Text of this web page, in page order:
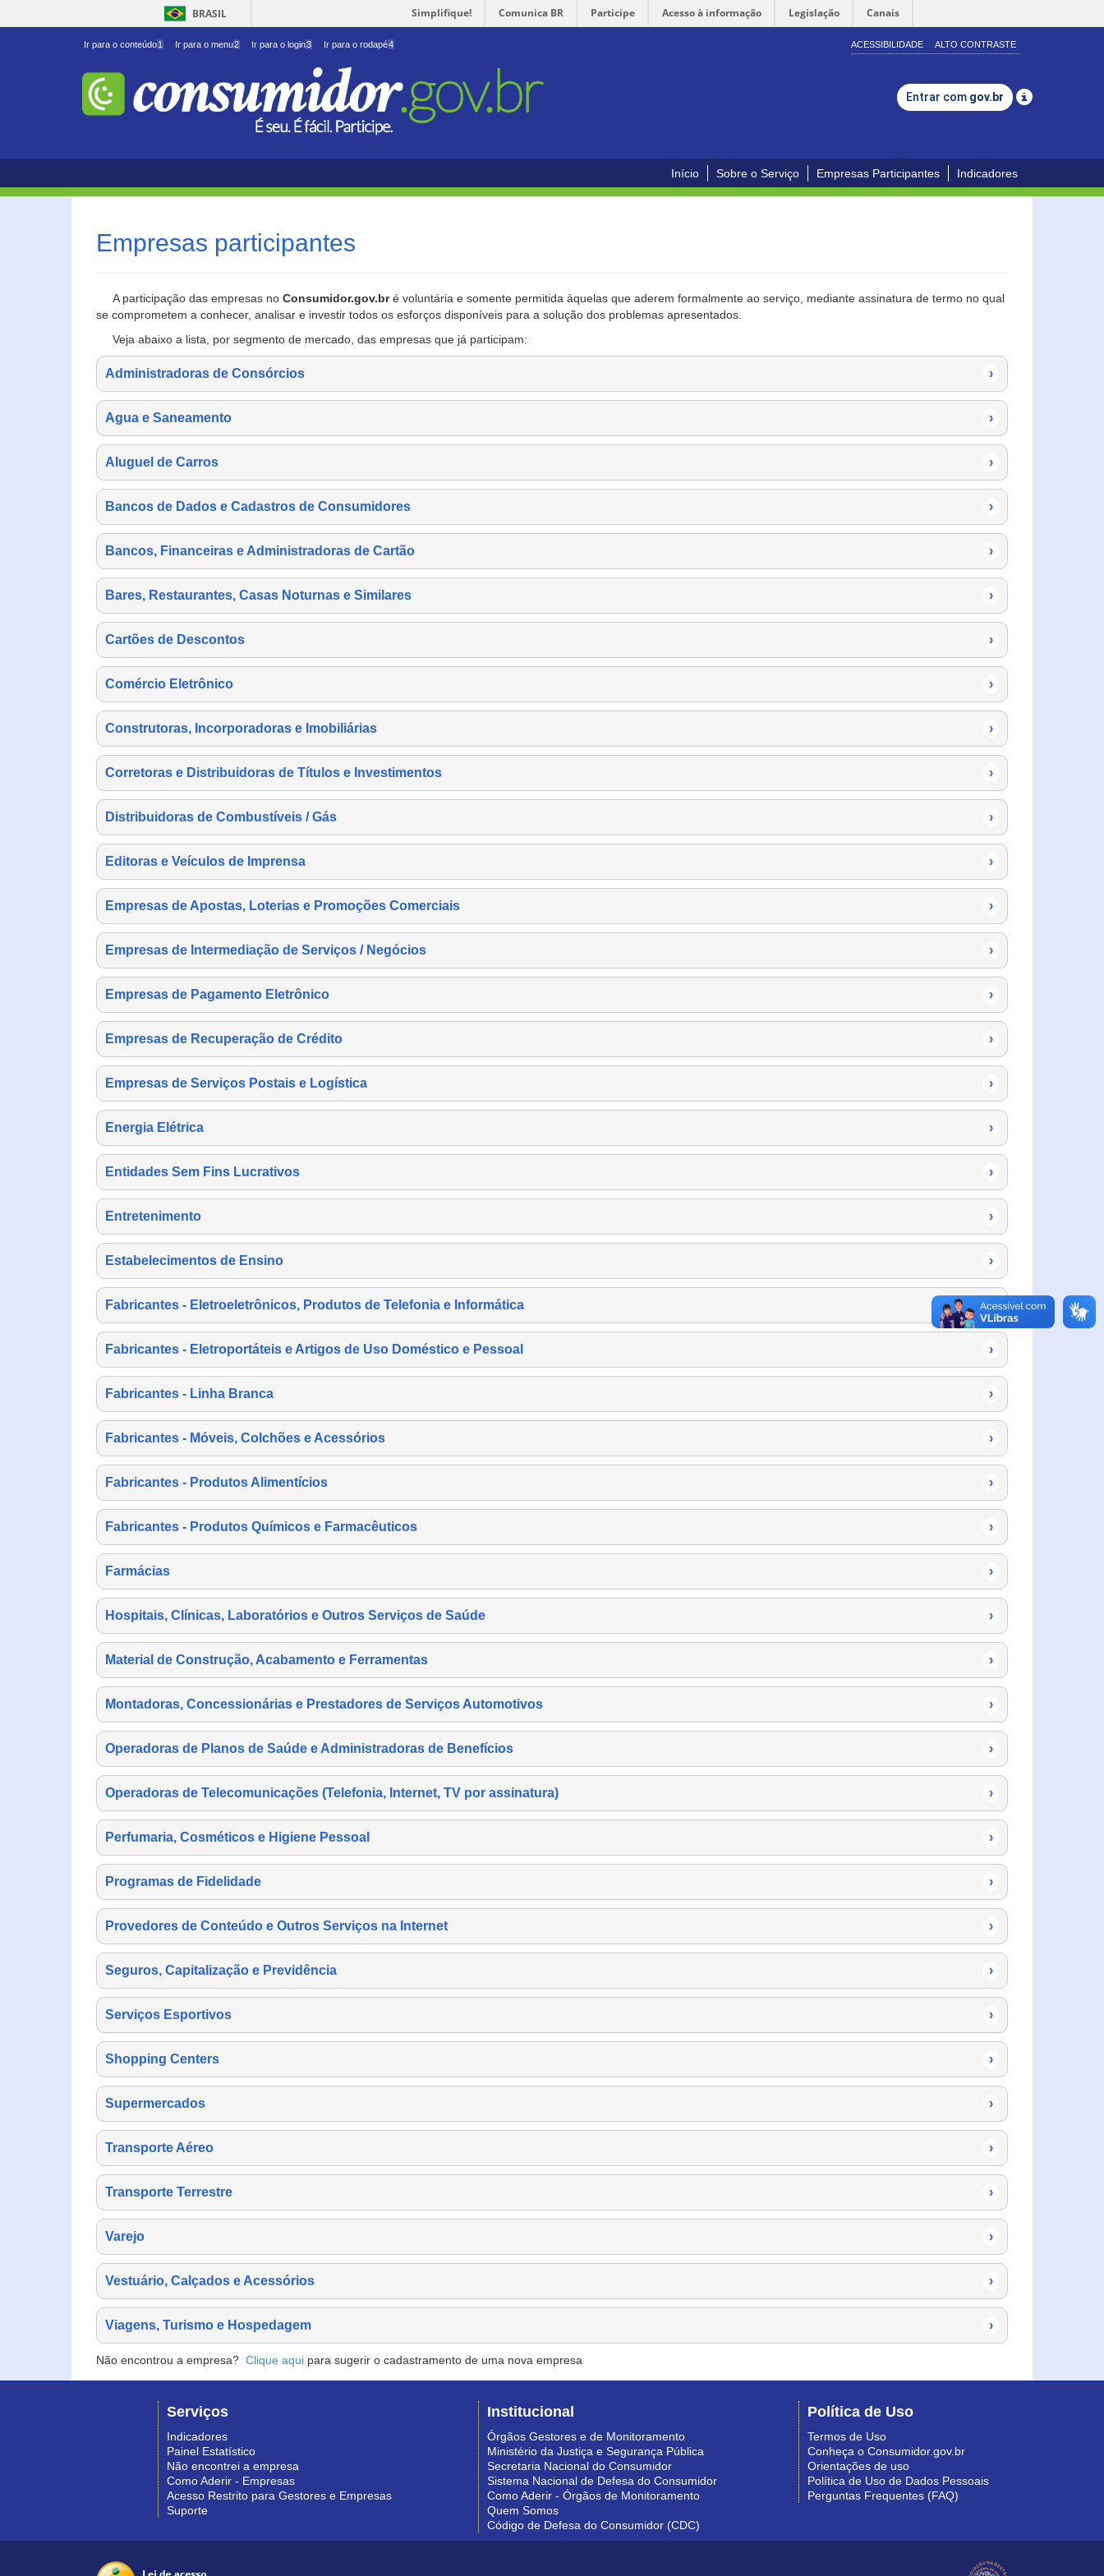
BRASIL Simplifique! Comunica BR Participe Acesso à informação Legislação Canais
Ir para o conteúdo1 Ir para o menu2 Ir para o login3 Ir para o rodapé4 ACESSIBILIDADE ALTO CONTRASTE
Entrar com gov.br
Início Sobre o Serviço Empresas Participantes Indicadores
Empresas participantes
A participação das empresas no Consumidor.gov.bré voluntária e somente permitida àquelas que aderem formalmente ao serviço, mediante assinatura de termo no qual
se comprometem a conhecer, analisar e investir todos os esforços disponíveis para a solução dos problemas apresentados.
Veja abaixo a lista, por segmento de mercado, das empresas que já participam:
Administradoras de Consórcios ›
Agua e Saneamento ›
Aluguel de Carros ›
Bancos de Dados e Cadastros de Consumidores ›
Bancos, Financeiras e Administradoras de Cartão ›
Bares, Restaurantes, Casas Noturnas e Similares ›
Cartões de Descontos ›
Comércio Eletrônico ›
Construtoras, Incorporadoras e Imobiliárias ›
Corretoras e Distribuidoras de Títulos e Investimentos ›
Distribuidoras de Combustíveis / Gás ›
Editoras e Veículos de Imprensa ›
Empresas de Apostas, Loterias e Promoções Comerciais ›
Empresas de Intermediação de Serviços / Negócios ›
Empresas de Pagamento Eletrônico ›
Empresas de Recuperação de Crédito ›
Empresas de Serviços Postais e Logística ›
Energia Elétrica ›
Entidades Sem Fins Lucrativos ›
Entretenimento ›
Estabelecimentos de Ensino ›
Fabricantes - Eletroeletrônicos, Produtos de Telefonia e Informática ›
Fabricantes - Eletroportáteis e Artigos de Uso Doméstico e Pessoal ›
Fabricantes - Linha Branca ›
Fabricantes - Móveis, Colchões e Acessórios ›
Fabricantes - Produtos Alimentícios ›
Fabricantes - Produtos Químicos e Farmacêuticos ›
Farmácias ›
Hospitais, Clínicas, Laboratórios e Outros Serviços de Saúde ›
Material de Construção, Acabamento e Ferramentas ›
Montadoras, Concessionárias e Prestadores de Serviços Automotivos ›
Operadoras de Planos de Saúde e Administradoras de Benefícios ›
Operadoras de Telecomunicações (Telefonia, Internet, TV por assinatura) ›
Perfumaria, Cosméticos e Higiene Pessoal ›
Programas de Fidelidade ›
Provedores de Conteúdo e Outros Serviços na Internet ›
Seguros, Capitalização e Previdência ›
Serviços Esportivos ›
Shopping Centers ›
Supermercados ›
Transporte Aéreo ›
Transporte Terrestre ›
Varejo ›
Vestuário, Calçados e Acessórios ›
Viagens, Turismo e Hospedagem ›
Não encontrou a empresa? Clique aqui para sugerir o cadastramento de uma nova empresa
Serviços
Indicadores
Painel Estatístico
Não encontrei a empresa
Como Aderir - Empresas
Acesso Restrito para Gestores e Empresas
Suporte
Institucional
Órgãos Gestores e de Monitoramento
Ministério da Justiça e Segurança Pública
Secretaria Nacional do Consumidor
Sistema Nacional de Defesa do Consumidor
Como Aderir - Órgãos de Monitoramento
Quem Somos
Código de Defesa do Consumidor (CDC)
Política de Uso
Termos de Uso
Conheça o Consumidor.gov.br
Orientações de uso
Política de Uso de Dados Pessoais
Perguntas Frequentes (FAQ)